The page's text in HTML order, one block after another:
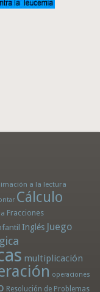
a la lectura
Cálculo
Fracciones
Inglés Juego
multiplicación
operaciones
Resolución de Problemas